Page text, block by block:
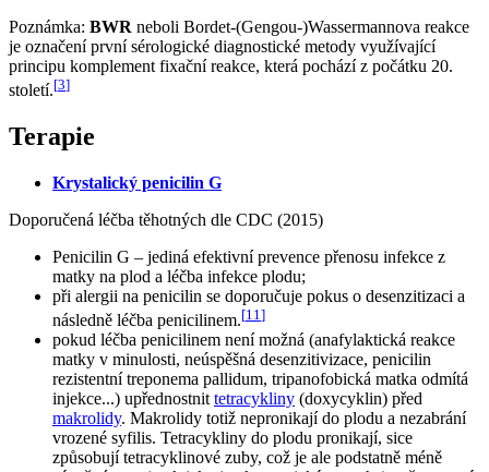
Poznámka: BWR neboli Bordet-(Gengou-)Wassermannova reakce
je označení první sérologické diagnostické metody využívající
principu komplement fixační reakce, která pochází z počátku 20.
století.[3]
Terapie
Krystalický penicilin G
Doporučená léčba těhotných dle CDC (2015)
Penicilin G – jediná efektivní prevence přenosu infekce z
matky na plod a léčba infekce plodu;
při alergii na penicilin se doporučuje pokus o desenzitizaci a
následně léčba penicilinem.[11 ]
pokud léčba penicilinem není možná (anafylaktická reakce
matky v minulosti, neúspěšná desenzitivizace, penicilin
rezistentní treponema pallidum, tripanofobická matka odmítá
injekce...) upřednostnit tetracykliny (doxycyklin) před
makrolidy. Makrolidy totiž nepronikají do plodu a nezabrání
vrozené syfilis. Tetracykliny do plodu pronikají, sice
způsobují tetracyklinové zuby, což je ale podstatně méně